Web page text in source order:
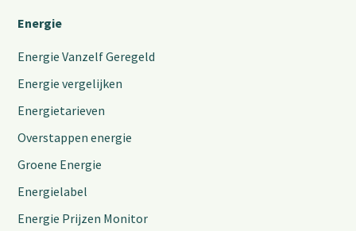
Energie
Energie Vanzelf Geregeld
Energie vergelijken
Energietarieven
Overstappen energie
Groene Energie
Energielabel
Energie Prijzen Monitor